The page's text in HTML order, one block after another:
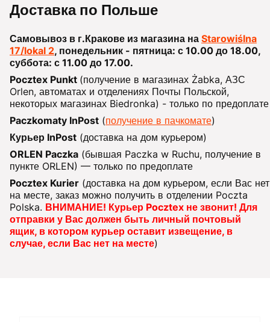
Доставка по Польше
Самовывоз в г.Кракове из магазина на Starowiślna
17/lokal 2, понедельник - пятница: с 10.00 до 18.00,
суббота: с 11.00 до 17.00.
Pocztex Punkt (получение в магазинах Żabka, АЗС
Orlen, автоматах и отделениях Почты Польской,
некоторых магазинах Biedronka) - только по предоплате
Paczkomaty InPost (получение в пачкомате)
Курьер InPost (доставка на дом курьером)
ORLEN Paczka (бывшая Paczka w Ruchu, получение в
пункте ORLEN) — только по предоплате
Pocztex Kurier (доставка на дом курьером, если Вас нет
на месте, заказ можно получить в отделении Poczta
Polska. ВНИМАНИЕ! Курьер Pocztex не звонит! Для
отправки у Вас должен быть личный почтовый
ящик, в котором курьер оставит извещение, в
случае, если Вас нет на месте)